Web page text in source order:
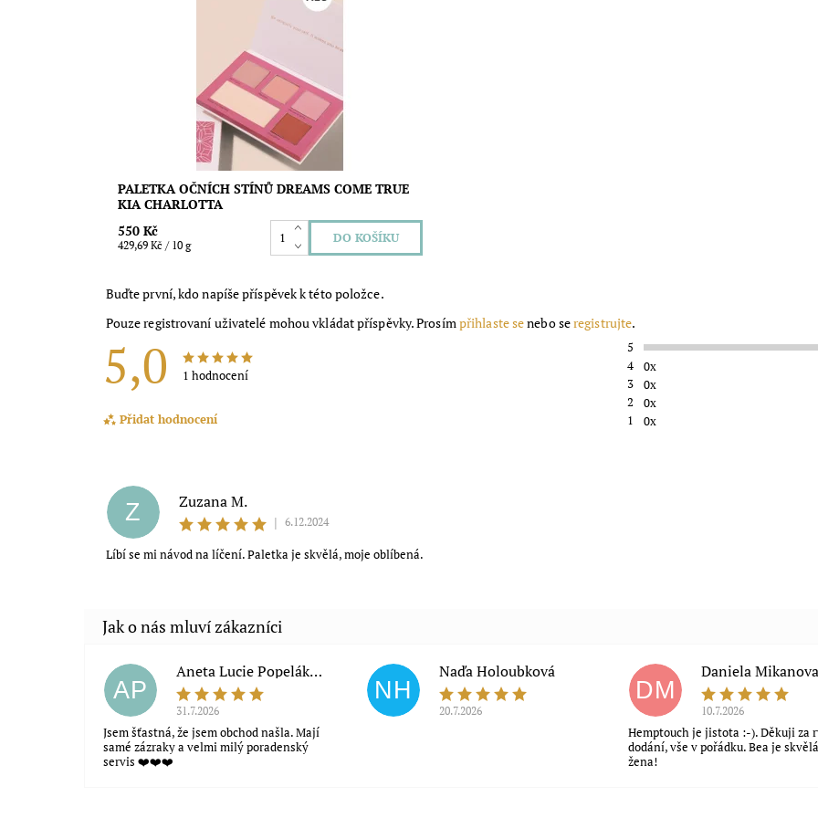
Odstíny krémové a růžové. Přírodní a veganský oční
stín Dreams Come True obsahuje pět skvělých barev v
různých odstínech krémové a růžové! V ekologickém
papírovém obalu. Objem: 12,8g
Skladem
Kia Charlotta
PALETKA OČNÍCH STÍNŮ DREAMS COME TRUE
KIA CHARLOTTA
550 Kč
429,69 Kč / 10 g
Buďte první, kdo napíše příspěvek k této položce.
Pouze registrovaní uživatelé mohou vkládat příspěvky. Prosímpřihlaste senebo seregistrujte.
5,0 1 hodnocení
Přidat hodnocení
5
4
0x
3
0x
2
0x
1
0x
Z
Zuzana M.
| 6.12.2024
Líbí se mi návod na líčení. Paletka je skvělá, moje oblíbená.
AP
Aneta Lucie Popeláková
31.7.2026
Jsem šťastná, že jsem obchod našla. Mají
samé zázraky a velmi milý poradenský
servis ❤️❤️❤️
NH
Naďa Holoubková
20.7.2026
DM
Daniela
10.7.2026
Hemptouch je jistota :-). Děkuji za
dodání, vše v pořádku. Bea je
žena!